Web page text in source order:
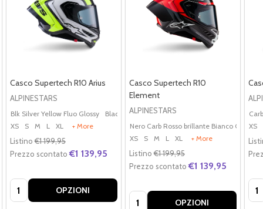
Casco Supertech R10 Arius
ALPINESTARS
Blk Silver Yellow Fluo Glossy Black White Blue Glossy
Black White Double
XS
S M L XL + More
Listino €1 199,95
Prezzo scontato €1 139,95
Quantità: OPZIONI
Casco Supertech R10
Element
ALPINESTARS
Nero Carb Rosso brillante Bianco Gl
XS
S M L XL + More
Listino €1 199,95
Prezzo scontato €1 139,95
Quantità: OPZIONI
XS